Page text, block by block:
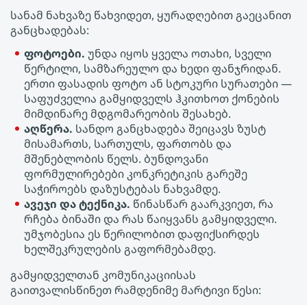
სანამ ნახვაზე წახვიდეთ, ყურადღებით გაეცანით
განცხადებას:
ფოტოები. უნდა იყოს ყველა ოთახი, სველი
წერტილი, სამზარეულო და ხედი ფანჯრიდან.
ერთი ფასადის ფოტო ან სტოკური სურათები —
საფუძველია გამყიდველს ჰკითხოთ ქონების
მიმდინარე მდგომარეობის შესახებ.
აღწერა. სანდო განცხადება შეიცავს ზუსტ
მისამართს, სართულს, ფართობს და
მშენებლობის წელს. ბუნდოვანი
ფორმულირებები კონკრეტიკის გარეშე
საჭიროებს დაზუსტებას ნახვამდე.
ავეჯი და ტექნიკა. წინასწარ გაარკვიეთ, რა
რჩება ბინაში და რას წაიყვანს გამყიდველი.
უმჯობესია ეს წერილობით დაფიქსირდეს
ხელშეკრულების გაფორმებამდე.
გამყიდველთან კომუნიკაციისას
გაითვალისწინეთ რამდენიმე მარტივი წესი: